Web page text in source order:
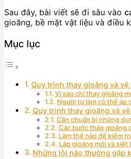
Sau đây, bài viết sẽ đi sâu vào
gioăng, bề mặt vật liệu và điều
Mục lục
Quy trình thay gioăng và
Vì sao chỉ thay gioăng
Người tự làm có thể áp
Quy trình thay gioăng và
Cần chuẩn bị những
Các bước tháo gioăng
Làm thế nào để kiểm
Lắp gioăng mới và
Những lỗi nào thường gặp